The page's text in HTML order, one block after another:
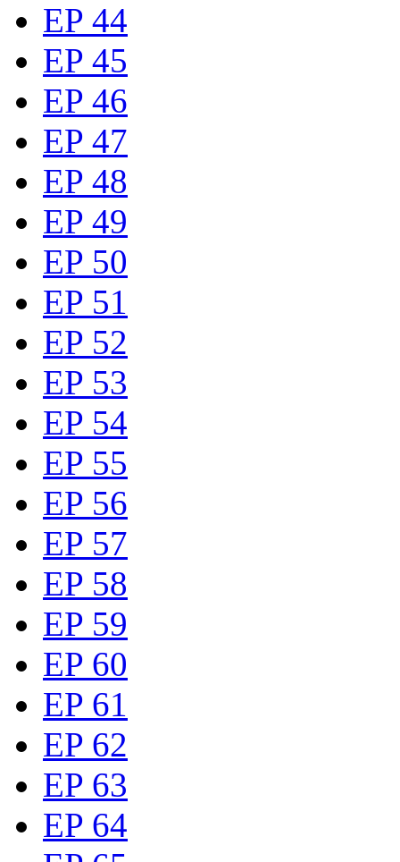
EP 44
EP 45
EP 46
EP 47
EP 48
EP 49
EP 50
EP 51
EP 52
EP 53
EP 54
EP 55
EP 56
EP 57
EP 58
EP 59
EP 60
EP 61
EP 62
EP 63
EP 64